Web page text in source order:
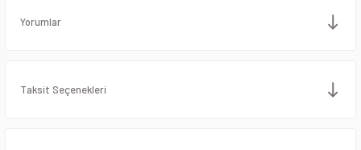
Yorumlar
Taksit Seçenekleri